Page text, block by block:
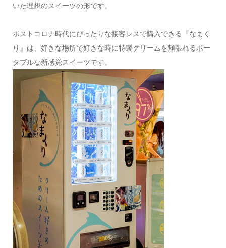
いた理想のスイーツの形です。
ポストコロナ時代にぴったりな接客レスで購入できる『なまく
り』は、好きな場所で好きな時に特製クリームを頬張れるポー
タブルな新感覚スイーツです。